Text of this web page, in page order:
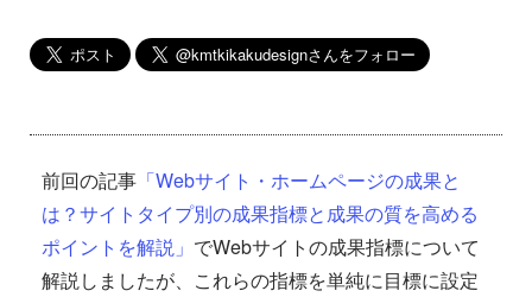
前回の記事 「Webサイト・ホームページの成果と
は？サイトタイプ別の成果指標と成果の質を高める
ポイントを解説」 でWebサイトの成果指標について
解説しましたが、これらの指標を単純に目標に設定